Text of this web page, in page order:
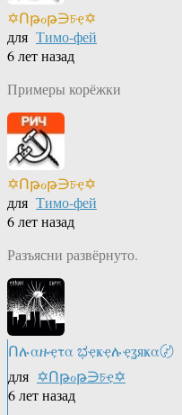
✡Ոթℴթ∋চҿ✡
для Тимо-фей
6 лет назад
Примеры корёжки
✡Ոթℴթ∋চҿ✡
для Тимо-фей
6 лет назад
Разъясни развёрнуто.
Ոሉαዙҿτα ಭҿҝҿሉҿʓяҝα〄
для ✡Ոթℴթ∋চҿ✡
6 лет назад